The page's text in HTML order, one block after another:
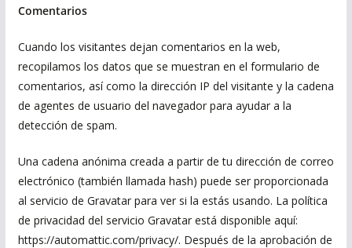
Comentarios
Cuando los visitantes dejan comentarios en la web,
recopilamos los datos que se muestran en el formulario de
comentarios, así como la dirección IP del visitante y la cadena
de agentes de usuario del navegador para ayudar a la
detección de spam.
Una cadena anónima creada a partir de tu dirección de correo
electrónico (también llamada hash) puede ser proporcionada
al servicio de Gravatar para ver si la estás usando. La política
de privacidad del servicio Gravatar está disponible aquí:
https://automattic.com/privacy/. Después de la aprobación de